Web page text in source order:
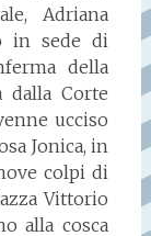
Adriana
in sede di
della
dalla Corte
ucciso
Jonica, in
colpi di
Vittorio
alla cosca